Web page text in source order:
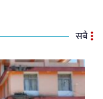
सबै